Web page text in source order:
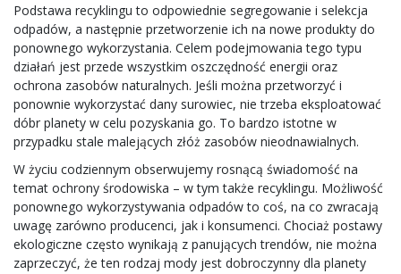
Podstawa recyklingu to odpowiednie segregowanie i selekcja
odpadów, a następnie przetworzenie ich na nowe produkty do
ponownego wykorzystania. Celem podejmowania tego typu
działań jest przede wszystkim oszczędność energii oraz
ochrona zasobów naturalnych. Jeśli można przetworzyć i
ponownie wykorzystać dany surowiec, nie trzeba eksploatować
dóbr planety w celu pozyskania go. To bardzo istotne w
przypadku stale malejących złóż zasobów nieodnawialnych.
W życiu codziennym obserwujemy rosnącą świadomość na
temat ochrony środowiska – w tym także recyklingu. Możliwość
ponownego wykorzystywania odpadów to coś, na co zwracają
uwagę zarówno producenci, jak i konsumenci. Chociaż postawy
ekologiczne często wynikają z panujących trendów, nie można
zaprzeczyć, że ten rodzaj mody jest dobroczynny dla planety